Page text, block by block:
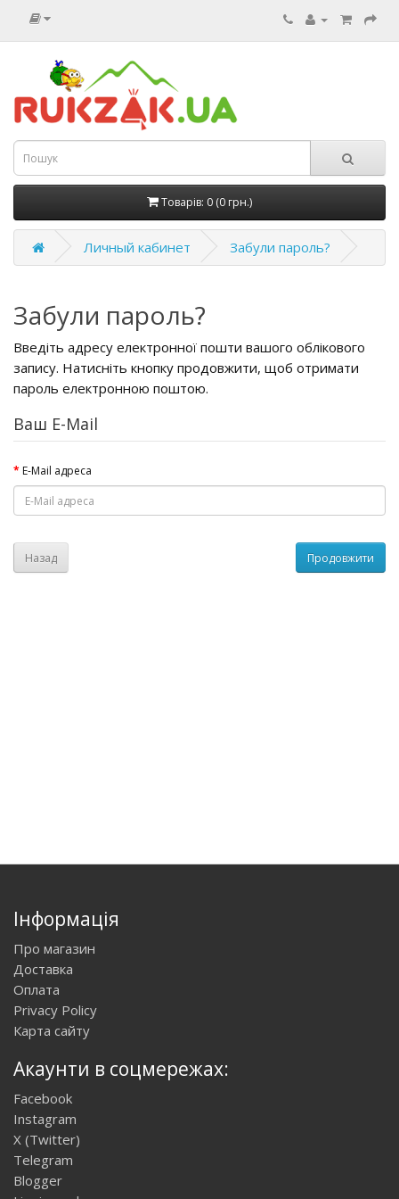
Товарів: 0 (0 грн.)
Личный кабинет Забули пароль?
Забули пароль?
Введіть адресу електронної пошти вашого облікового
запису. Натисніть кнопку продовжити, щоб отримати
пароль електронною поштою.
Ваш E-Mail
E-Mail адреса
Назад
Інформація
Про магазин
Доставка
Оплата
Privacy Policy
Карта сайту
Акаунти в соцмережах:
Facebook
Instagram
X (Twitter)
Telegram
Blogger